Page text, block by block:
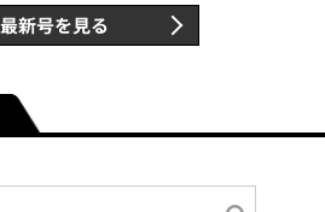
最新号を見る